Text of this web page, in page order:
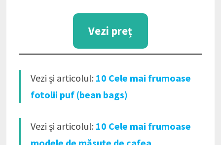
Vezi preț
Vezi și articolul: 10 Cele mai frumoase
fotolii puf (bean bags)
Vezi și articolul: 10 Cele mai frumoase